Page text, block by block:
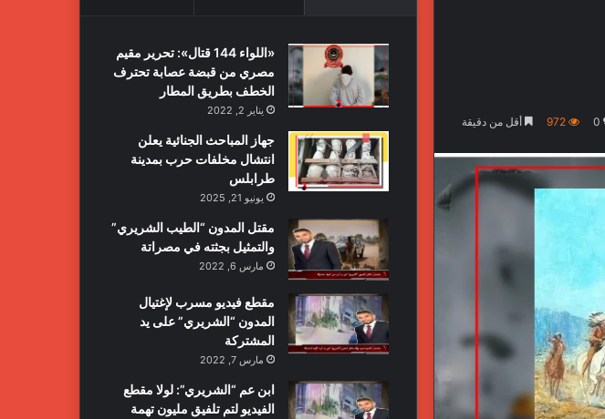
0
972 أقل من دقيقة
«اللواء 144 قتال»: تحرير مقيم
مصري من قبضة عصابة تحترف
الخطف بطريق المطار
يناير 2, 2022
جهاز المباحث الجنائية يعلن
انتشال مخلفات حرب بمدينة
طرابلس
يونيو 21, 2025
مقتل المدون “الطيب الشريري”
والتمثيل بجثته في مصراتة
مارس 6, 2022
مقطع فيديو مسرب لإغتيال
المدون “الشريري” على يد
المشتركة
مارس 7, 2022
ابن عم “الشريري”: لولا مقطع
الفيديو لتم تلفيق مليون تهمة